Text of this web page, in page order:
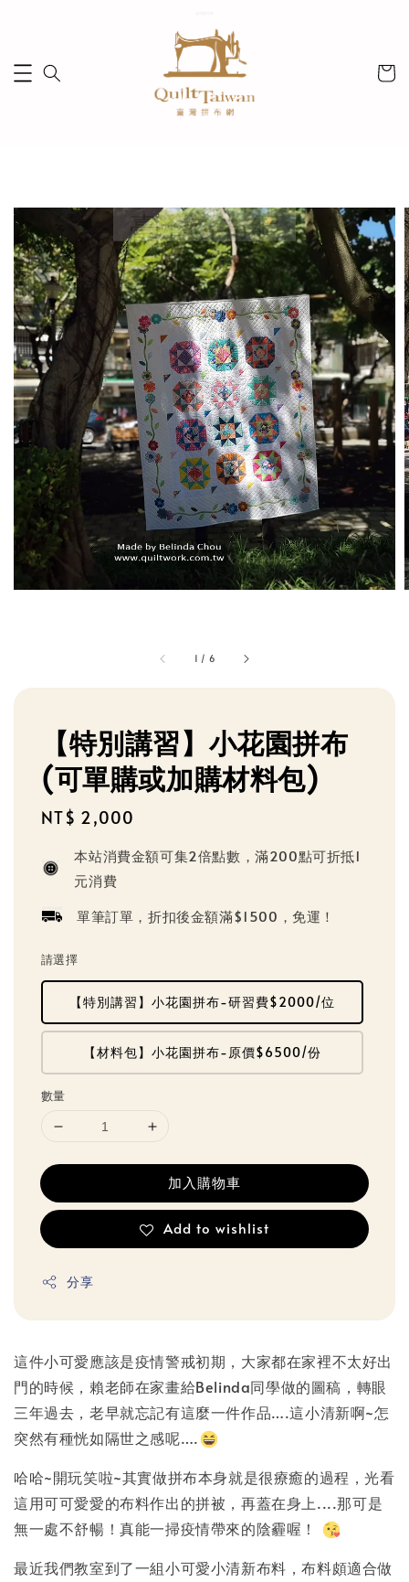
1 / 6
【特別講習】小花園拼布
(可單購或加購材料包)
Regular
NT$ 2,000
本站消費金額可集2倍點數，滿200點可折抵1
元消費
單筆訂單，折扣後金額滿$1500，免運！
請選擇
【特別講習】小花園拼布-研習費$2000/位
【材料包】小花園拼布-原價$6500/份
數量
加入購物車
Add to wishlist
分享
這件小可愛應該是疫情警戒初期，大家都在家裡不太好出
門的時候，賴老師在家畫給Belinda同學做的圖稿，轉眼
三年過去，老早就忘記有這麼一件作品….這小清新啊~怎
突然有種恍如隔世之感呢….
哈哈~開玩笑啦~其實做拼布本身就是很療癒的過程，光看
這用可可愛愛的布料作出的拼被，再蓋在身上....那可是
無一處不舒暢！真能一掃疫情帶來的陰霾喔！
最近我們教室到了一組小可愛小清新布料，布料頗適合做